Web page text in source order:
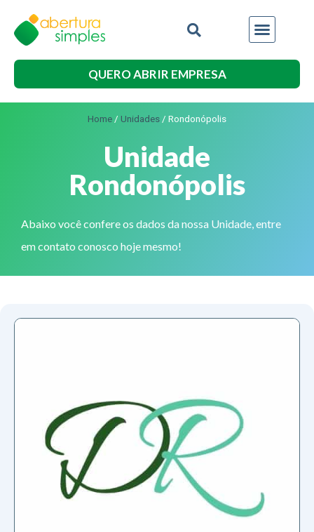
QUERO ABRIR EMPRESA
Home / Unidades / Rondonópolis
Unidade
Rondonópolis
Abaixo você confere os dados da nossa Unidade, entre
em contato conosco hoje mesmo!